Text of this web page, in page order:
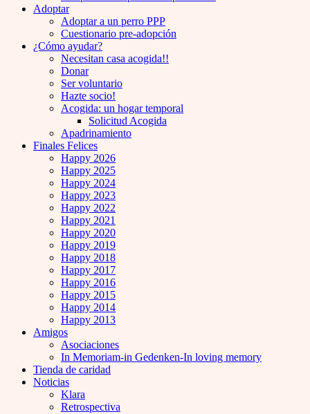
Adoptar
Adoptar a un perro PPP
Cuestionario pre-adopción
¿Cómo ayudar?
Necesitan casa acogida!!
Donar
Ser voluntario
Hazte socio!
Acogida: un hogar temporal
Solicitud Acogida
Apadrinamiento
Finales Felices
Happy 2026
Happy 2025
Happy 2024
Happy 2023
Happy 2022
Happy 2021
Happy 2020
Happy 2019
Happy 2018
Happy 2017
Happy 2016
Happy 2015
Happy 2014
Happy 2013
Amigos
Asociaciones
In Memoriam-in Gedenken-In loving memory
Tienda de caridad
Noticias
Klara
Retrospectiva